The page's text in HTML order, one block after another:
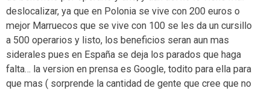
deslocalizar, ya que en Polonia se vive con 200 euros o
mejor Marruecos que se vive con 100 se les da un cursillo
a 500 operarios y listo, los beneficios seran aun mas
siderales pues en España se deja los parados que haga
falta… la version en prensa es Google, todito para ella para
que mas ( sorprende la cantidad de gente que cree que no